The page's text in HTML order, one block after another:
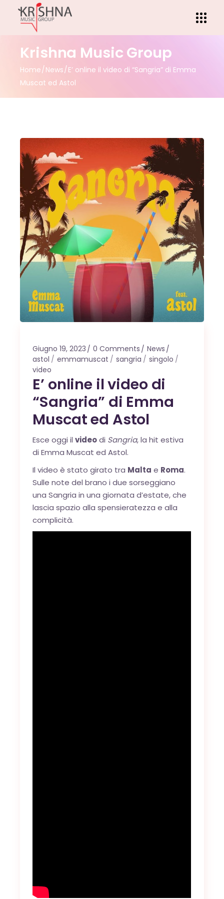
Krishna Music Group
Home News E’ online il video di “Sangria” di Emma
Muscat ed Astol
Giugno 19, 2023 0 Comments
News
astol
emmamuscat sangria
singolo
video
E’ online il video di
“Sangria” di Emma
Muscat ed Astol
Esce oggi ilvideodi Sangria, la hit estiva
di Emma Muscat ed Astol.
Il video è stato girato tra Malta e Roma.
Sulle note del brano i due sorseggiano
una Sangria in una giornata d’estate, che
lascia spazio alla spensieratezza e alla
complicità.